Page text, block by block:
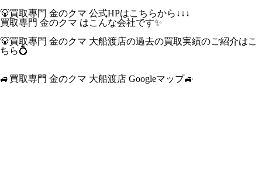
🐻買取專門 金のクマ 公式HPはこちらから↓↓↓
買取専門 金のクマ はこんな会社です✨
🐻買取專門 金のクマ 大船渡店の過去の買取実績のご紹介はこ
ちら💍
🚙買取専門 金のクマ 大船渡店 Googleマップ🚙